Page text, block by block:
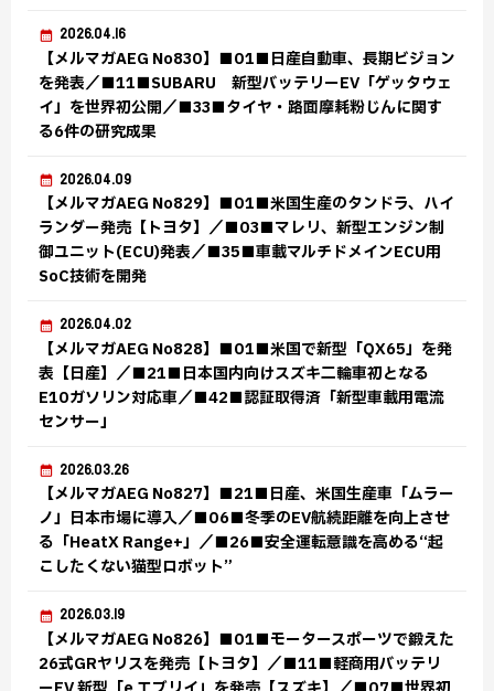
2026.04.16
【メルマガAEG No830】■01■日産自動車、長期ビジョン
を発表／■11■SUBARU 新型バッテリーEV「ゲッタウェ
イ」を世界初公開／■33■タイヤ・路面摩耗粉じんに関す
る6件の研究成果
2026.04.09
【メルマガAEG No829】■01■米国生産のタンドラ、ハイ
ランダー発売【トヨタ】／■03■マレリ、新型エンジン制
御ユニット(ECU)発表／■35■車載マルチドメインECU用
SoC技術を開発
2026.04.02
【メルマガAEG No828】■01■米国で新型「QX65」を発
表【日産】／■21■日本国内向けスズキ二輪車初となる
E10ガソリン対応車／■42■認証取得済「新型車載用電流
センサー」
2026.03.26
【メルマガAEG No827】■21■日産、米国生産車「ムラー
ノ」日本市場に導入／■06■冬季のEV航続距離を向上させ
る「HeatX Range+」／■26■安全運転意識を高める“起
こしたくない猫型ロボット”
2026.03.19
【メルマガAEG No826】■01■モータースポーツで鍛えた
26式GRヤリスを発売【トヨタ】／■11■軽商用バッテリ